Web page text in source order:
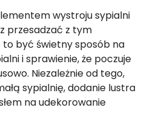
wystroju sypialni
przesadzać z tym
być świetny sposób na
i sprawienie, że poczuje
Niezależnie od tego,
sypialnię, dodanie lustra
na udekorowanie